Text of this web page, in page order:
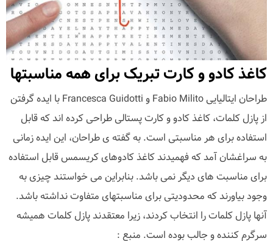
کاغذ کادو و کارت تبریک برای همه مناسبتها
طراحان ایتالیایی Fabio Milito و Francesca Guidotti با ایده گرفتن
از پازل کلمات، کاغذ کادو و کارت پستالی طراحی کرده اند که قابل
استفاده برای هر مناسبتی است. به گفته ی طراحان، این ایده زمانی
به سراغشان آمد که فهمیدند کاغذ کادوهای کریسمس قابل استفاده
برای مناسبت های دیگر نمی باشد. بنابراین می خواستند چیزی به
وجود بیاورند که محدودیتی برای مناسبتهای متفاوت نداشته باشد.
آنها پازل کلمات را انتخاب کردند، زیرا معتقدند پازل کلمات همیشه
سرگرم کننده و جالب بوده است. منبع :